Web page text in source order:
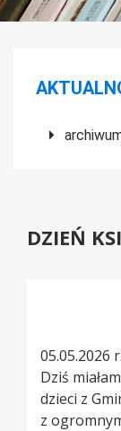
Menu
DZIEŃ
05.05.2026 r.
Dziś
dzieci z
z